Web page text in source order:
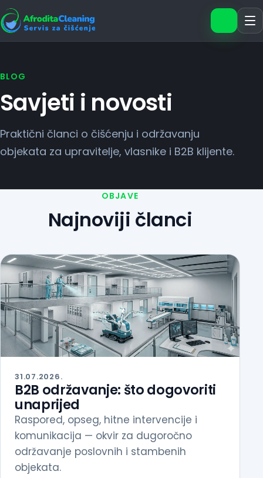
BLOG
Savjeti i novosti
Praktični članci o čišćenju i održavanju
objekata za upravitelje, vlasnike i B2B klijente.
OBJAVE
Najnoviji članci
31.07.2026.
B2B održavanje: što dogovoriti
unaprijed
Raspored, opseg, hitne intervencije i
komunikacija — okvir za dugoročno
održavanje poslovnih i stambenih
objekata.